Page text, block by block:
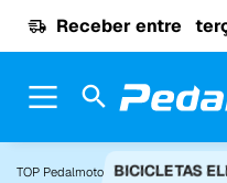
Receber entre
TOP Pedalmoto BICICLETAS